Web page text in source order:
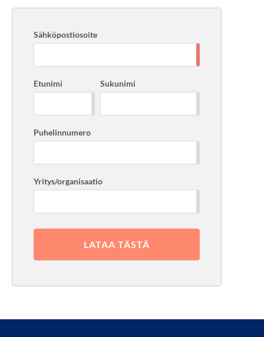
Sähköpostiosoite
Etunimi Sukunimi
Puhelinnumero
Yritys/organisaatio